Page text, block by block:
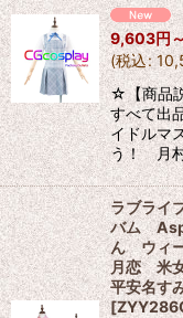
9,603円～
(税込:
☆【商品
すべて出
イドルマ
う！ 月
ラブラ
バム
ん ウィ
月恋 米
平安名す
[